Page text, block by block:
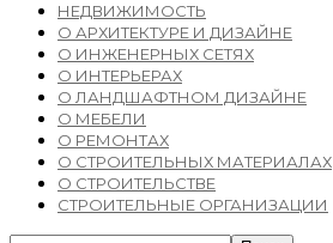
НЕДВИЖИМОСТЬ
О АРХИТЕКТУРЕ И ДИЗАЙНЕ
О ИНЖЕНЕРНЫХ СЕТЯХ
О ИНТЕРЬЕРАХ
О ЛАНДШАФТНОМ ДИЗАЙНЕ
О МЕБЕЛИ
О РЕМОНТАХ
О СТРОИТЕЛЬНЫХ МАТЕРИАЛАХ
О СТРОИТЕЛЬСТВЕ
СТРОИТЕЛЬНЫЕ ОРГАНИЗАЦИИ